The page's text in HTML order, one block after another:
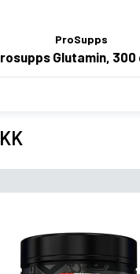
ProSupps
Glutamin, 300